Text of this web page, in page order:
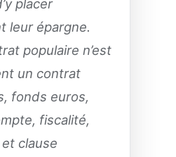
placer
leur épargne.
populaire n’est
un contrat
fonds euros,
fiscalité,
clause